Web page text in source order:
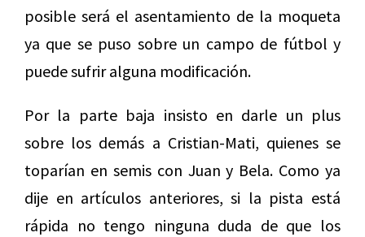
posible será el asentamiento de la moqueta
ya que se puso sobre un campo de fútbol y
puede sufrir alguna modificación.
Por la parte baja insisto en darle un plus
sobre los demás a Cristian-Mati, quienes se
toparían en semis con Juan y Bela. Como ya
dije en artículos anteriores, si la pista está
rápida no tengo ninguna duda de que los